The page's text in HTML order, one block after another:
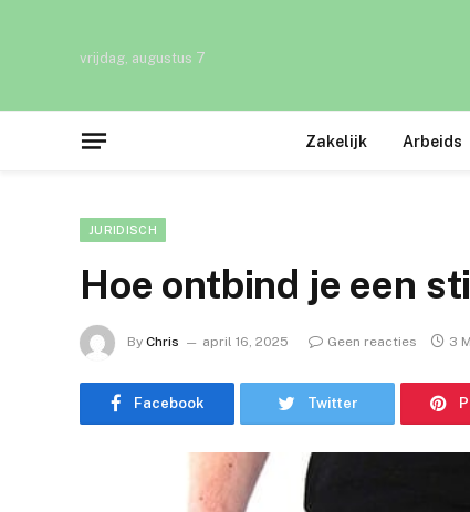
vrijdag, augustus 7
Zakelijk Arbeids
JURIDISCH
Hoe ontbind je een
By Chris april 16, 2025 Geen reacties 3
Facebook Twitter